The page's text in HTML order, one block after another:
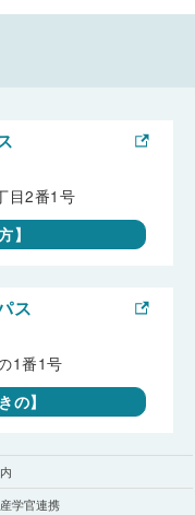
学官連携
目2番1号
】
ス
1番1号
の】